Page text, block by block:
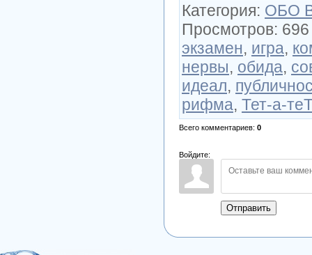
Категория: ОБО
Просмотров: 696
экзамен, игра,
нервы, обида,
идеал,
рифма, Тет-а-
Всего комментариев: 0
Войдите:
Отправить